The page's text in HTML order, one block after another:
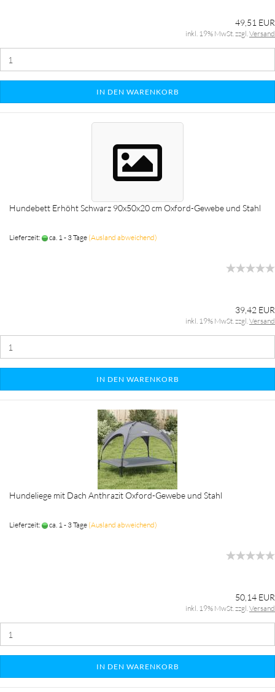
49,51 EUR
inkl. 19% MwSt. zzgl.Versand
IN DEN WARENKORB
Hundebett Erhöht Schwarz 90x50x20 cm Oxford-Gewebe und Stahl
Lieferzeit: ca. 1 - 3 Tage (Ausland abweichend)
39,42 EUR
inkl. 19% MwSt. zzgl.Versand
IN DEN WARENKORB
Hundeliege mit Dach Anthrazit Oxford-Gewebe und Stahl
Lieferzeit: ca. 1 - 3 Tage (Ausland abweichend)
50,14 EUR
inkl. 19% MwSt. zzgl.Versand
IN DEN WARENKORB